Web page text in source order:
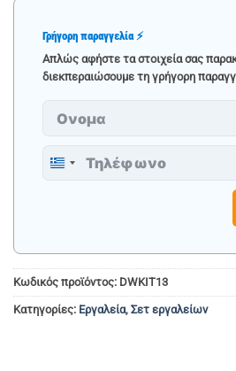
Γρήγορη παραγγελία ⚡
Απλώς αφήστε τα στοιχεία σας
διεκπεραιώσουμε τη γρήγορη
Greece
Κωδικός προϊόντος: DWKIT13
Κατηγορίες: Εργαλεία, Σετ εργαλείων